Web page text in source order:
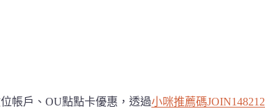
帳戶、OU點點卡優惠，透過小咪推薦碼JOIN148212